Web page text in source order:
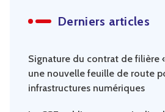
Derniers articles
Signature du contrat de filière
une nouvelle feuille de route
infrastructures numériques